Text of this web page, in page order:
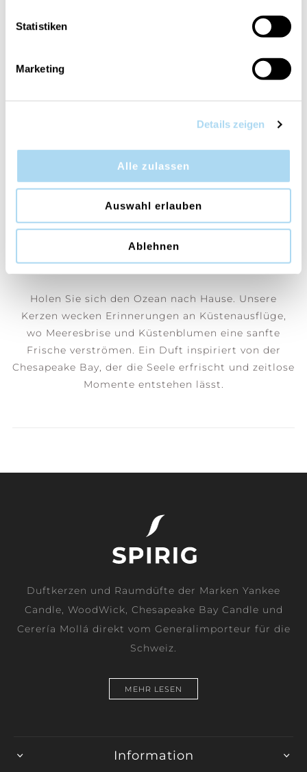
Statistiken
Marketing
Details zeigen
Alle zulassen
Auswahl erlauben
Ablehnen
PRODUKTEINFORMATIONEN
BEWERTUNGEN
Coastal Snowfall
am Meer, wo Schneeflocken tanzen und der Duft
von frisch geschnittenen Tannen, aromatischen
Zypressen und salziger Meeresbrise die Magie der
Jahreszeit entfaltet.
Holen Sie sich den Ozean nach Hause. Unsere
Kerzen wecken Erinnerungen an Küstenausflüge,
wo Meeresbrise und Küstenblumen eine sanfte
Frische verströmen. Ein Duft inspiriert von der
Chesapeake Bay, der die Seele erfrischt und zeitlose
Momente entstehen lässt.
Duftkerzen und Raumdüfte der Marken Yankee
Candle, WoodWick, Chesapeake Bay Candle und
Cerería Mollá direkt vom Generalimporteur für die
Schweiz.
MEHR LESEN
Information